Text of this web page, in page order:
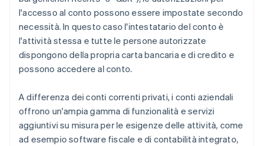
l'accesso al conto possono essere impostate secondo
necessità. In questo caso l'intestatario del conto è
l'attività stessa e tutte le persone autorizzate
dispongono della propria carta bancaria e di credito e
possono accedere al conto.
A differenza dei conti correnti privati, i conti aziendali
offrono un'ampia gamma di funzionalità e servizi
aggiuntivi su misura per le esigenze delle attività, come
ad esempio software fiscale e di contabilità integrato,